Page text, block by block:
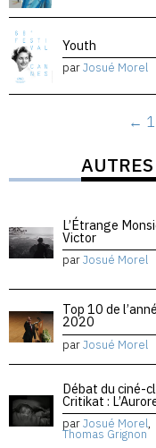
Youth
parJosué Morel
← 1
L’Étrange
Victor
parJosué Morel
Top 10 de
2020
parJosué Morel
Débat du ciné-
Critikat :
parJosué Morel,
Thomas Grignon